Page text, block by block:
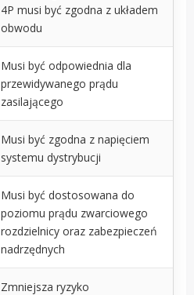
4P musi być zgodna z układem
obwodu
Musi być odpowiednia dla
przewidywanego prądu
zasilającego
Musi być zgodna z napięciem
systemu dystrybucji
Musi być dostosowana do
poziomu prądu zwarciowego
rozdzielnicy oraz zabezpieczeń
nadrzędnych
Zmniejsza ryzyko